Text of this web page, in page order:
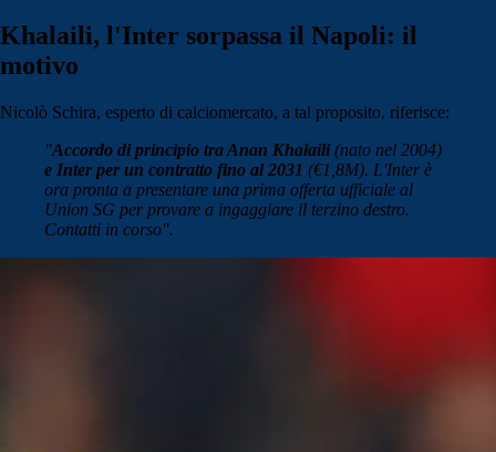
Khalaili, l'Inter sorpassa il Napoli: il
motivo
Nicolò Schira, esperto di calciomercato, a tal proposito, riferisce:
"Accordo di principio tra Anan Khalaili(nato nel 2004)
e Interper un contratto fino al 2031 (€1,8M). L'Inter è
ora pronta a presentare una prima offerta ufficiale al
Union SG per provare a ingaggiare il terzino destro.
Contatti in corso".